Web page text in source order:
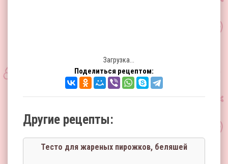
Загрузка...
Поделиться рецептом:
Другие рецепты:
Тесто для жареных пирожков, беляшей